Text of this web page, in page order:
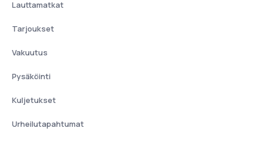
Lauttamatkat
Tarjoukset
Vakuutus
Pysäköinti
Kuljetukset
Urheilutapahtumat